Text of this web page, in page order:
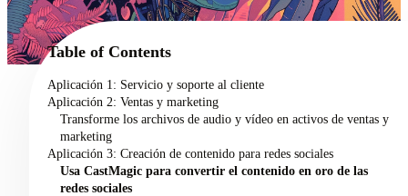
02 Casos de uso
Precios
Acerca de nosotros
Table of Contents
Aplicación 1: Servicio y soporte al cliente
Aplicación 2: Ventas y marketing
Transforme los archivos de audio y vídeo en activos de ventas y
marketing
Aplicación 3: Creación de contenido para redes sociales
Usa CastMagic para convertir el contenido en oro de las
redes sociales